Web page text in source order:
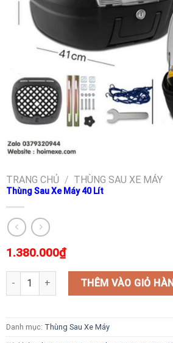
TRANG CHỦ / THÙNG SAU XE MÁY
Thùng Sau Xe Máy 40 Lít
1.380.000₫
Thùng Sau Xe Máy 40 Lít số lượng
THÊM VÀO GIỎ
Danh mục: Thùng Sau Xe Máy